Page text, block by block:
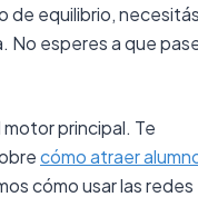
de equilibrio,
No esperes a que
motor principal. Te
cómo atraer
cómo usar las redes